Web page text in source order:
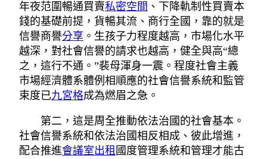
年夜范圍暢通買賣私密空間 、下降軌制性買賣本
錢的基礎前提，貨暢其流、商行全國，靠的就是
信譽商譽分享 。生孩子力程度越高，市場化水平
越深，對社會信譽的請求也越高，健全與高“總
之，這行不通。”裴母渾身一震。程度社會主義
市場經濟體系體例相順應的社會信譽系統和監管
束度已九宮格成為燃眉之急。
第二，這是周全推動依法治國的社會基本。
社會信譽系統和依法治國相反相成、彼此增進，
配合推進會議室出租 國度管理系統和管理才能古